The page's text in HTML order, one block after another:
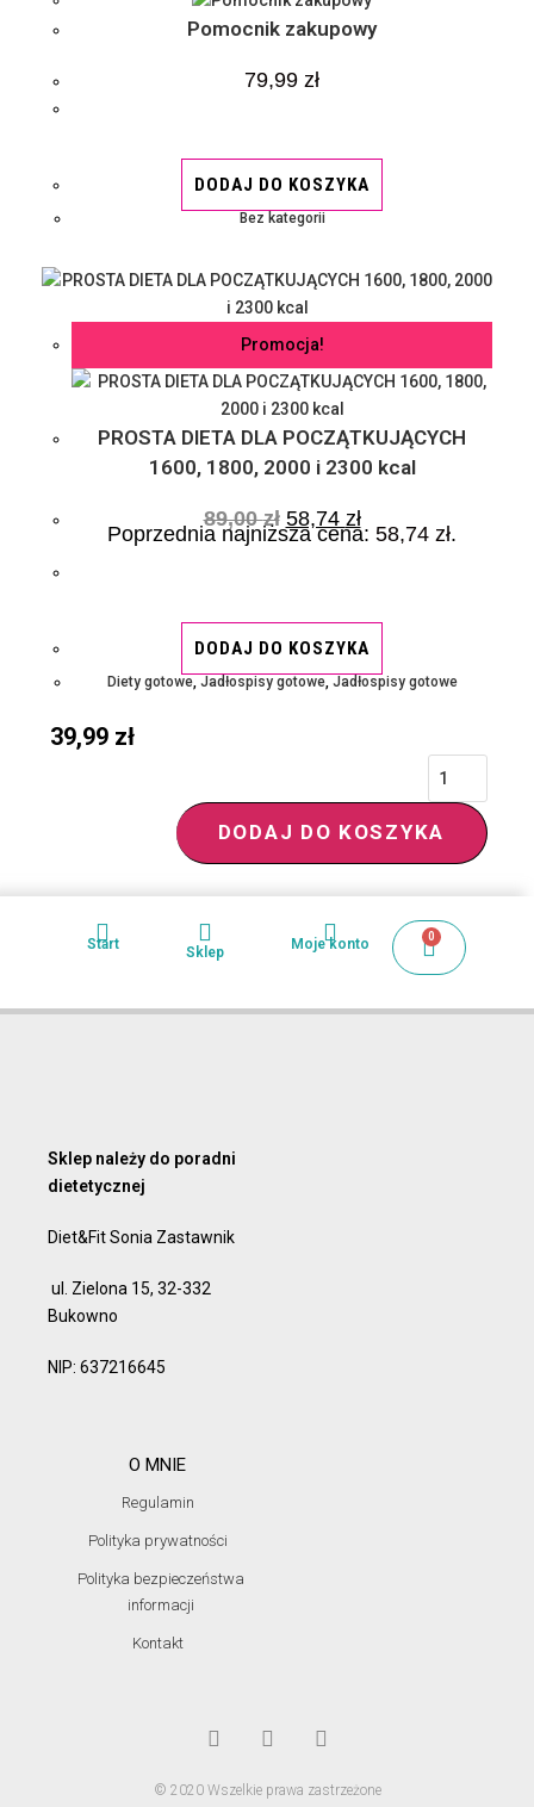
Pomocnik zakupowy
79,99 zł
DODAJ DO KOSZYKA
Bez kategorii
Promocja!
PROSTA DIETA DLA POCZĄTKUJĄCYCH
1600, 1800, 2000 i 2300 kcal
89,00zł 58,74 zł
Poprzednia najniższa cena: 58,74 zł.
DODAJ DO KOSZYKA
Diety gotowe, Jadłospisy gotowe, Jadłospisy gotowe
39,99 zł
DODAJ DO KOSZYKA
Start Sklep Moje konto 0
Sklep należy do poradni
dietetycznej
Diet&Fit Sonia Zastawnik
ul. Zielona 15, 32-332
Bukowno
NIP: 637216645
O MNIE
Regulamin
Polityka prywatności
Polityka bezpieczeństwa
informacji
Kontakt
© 2020 Wszelkie prawa zastrzeżone